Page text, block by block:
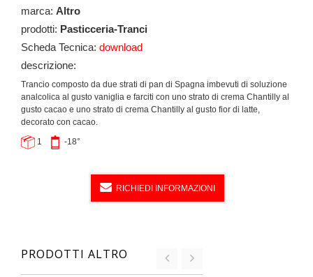
marca: Altro
prodotti: Pasticceria-Tranci
Scheda Tecnica: download
descrizione:
Trancio composto da due strati di pan di Spagna imbevuti di soluzione
analcolica al gusto vaniglia e farciti con uno strato di crema Chantilly al
gusto cacao e uno strato di crema Chantilly al gusto fior di latte,
decorato con cacao.
1 -18°
RICHIEDI INFORMAZIONI
PRODOTTI ALTRO